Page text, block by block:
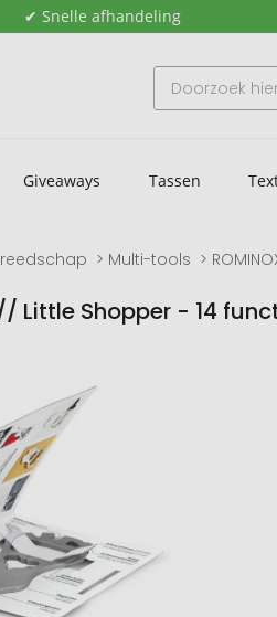
✔ Snelle afhandeling
Giveaways Tassen
Multi-tools
// Little Shopper - 14